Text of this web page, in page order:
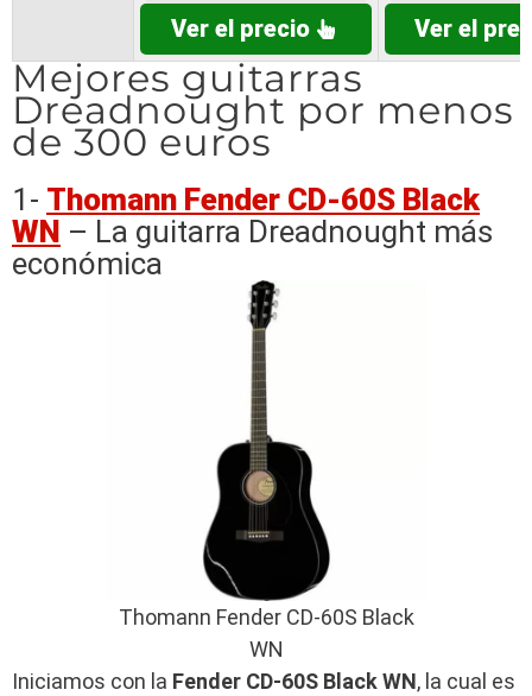
Ver el precio Ver el
Mejores guitarras
Dreadnought por menos
de 300 euros
1- Thomann Fender CD-60S Black
WN – La guitarra Dreadnought más
económica
Thomann Fender CD-60S Black
WN
Iniciamos con la Fender CD-60S Black WN, la cual es